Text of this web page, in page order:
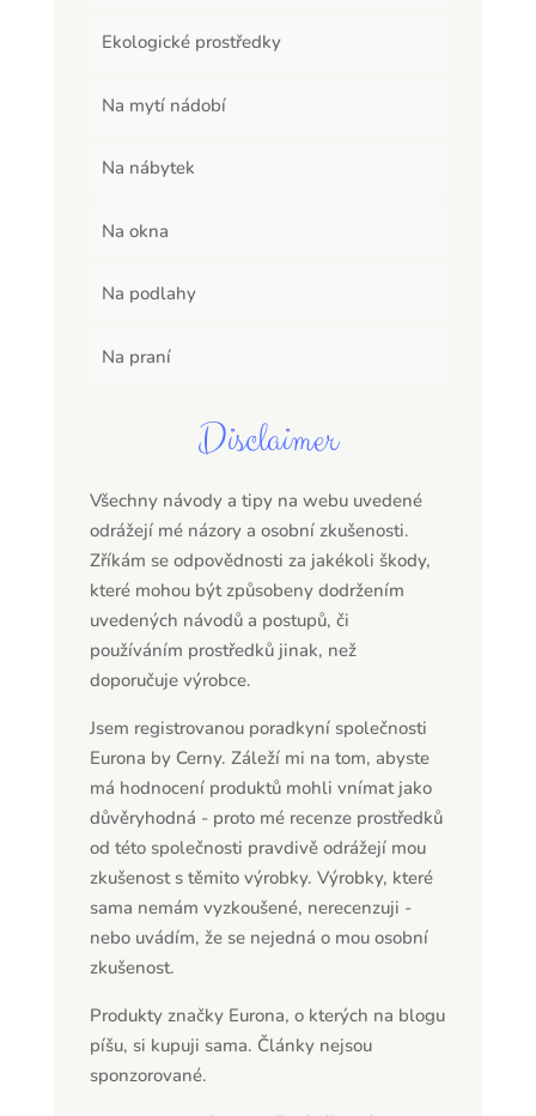
Ekologické prostředky
Na mytí nádobí
Na nábytek
Na okna
Na podlahy
Na praní
Disclaimer
Všechny návody a tipy na webu uvedené
odrážejí mé názory a osobní zkušenosti.
Zříkám se odpovědnosti za jakékoli škody,
které mohou být způsobeny dodržením
uvedených návodů a postupů, či
používáním prostředků jinak, než
doporučuje výrobce.
Jsem registrovanou poradkyní společnosti
Eurona by Cerny. Záleží mi na tom, abyste
má hodnocení produktů mohli vnímat jako
důvěryhodná - proto mé recenze prostředků
od této společnosti pravdivě odrážejí mou
zkušenost s těmito výrobky. Výrobky, které
sama nemám vyzkoušené, nerecenzuji -
nebo uvádím, že se nejedná o mou osobní
zkušenost.
Produkty značky Eurona, o kterých na blogu
píšu, si kupuji sama. Články nejsou
sponzorované.